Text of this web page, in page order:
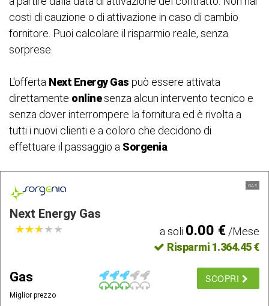
costi di cauzione o di attivazione in caso di cambio
fornitore. Puoi calcolare il risparmio reale, senza
sorprese.
L'offerta Next Energy Gas può essere attivata
direttamente onlinesenza alcun intervento tecnico e
senza dover interrompere la fornitura ed è rivolta a
tutti i nuovi clienti e a coloro che decidono di
effettuare il passaggio a Sorgenia
GAS
Next Energy Gas
★★★★★
★★★★★ a soli 0.00 €/Mese
Risparmi 1.364.45 €
Gas
Miglior prezzo
SCOPRI